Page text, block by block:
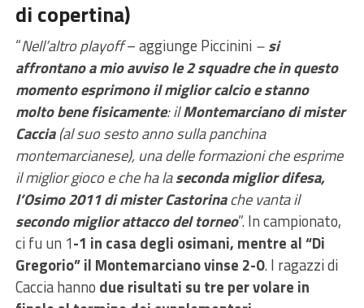
di copertina)
“Nell’altro playoff– aggiunge Piccinini –si
affrontano a mio avviso le 2 squadre che in questo
momento esprimono il miglior calcio e stanno
molto bene fisicamente: ilMontemarciano di mister
Caccia(al suo sesto anno sulla panchina
montemarcianese), una delle formazioni che esprime
il miglior gioco e che ha laseconda miglior difesa,
l’Osimo 2011 di mister Castorinache vanta il
secondo miglior attacco del torneo”. In campionato,
ci fu un 1-1 in casa degli osimani, mentre al “Di
Gregorio” il Montemarciano vinse 2-0. I ragazzi di
Caccia hanno due risultati su tre per volare in